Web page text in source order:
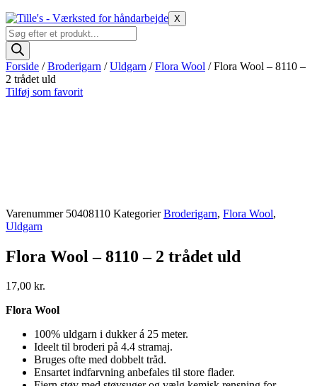
X
Products
search
Forside /Broderigarn /Uldgarn /Flora Wool / Flora Wool – 8110 –
2 trådet uld
Tilføj som favorit
Varenummer 50408110 Kategorier Broderigarn, Flora Wool,
Uldgarn
Flora Wool – 8110 – 2 trådet uld
17,00 kr.
Flora Wool
100% uldgarn i dukker á 25 meter.
Ideelt til broderi på 4.4 stramaj.
Bruges ofte med dobbelt tråd.
Ensartet indfarvning anbefales til store flader.